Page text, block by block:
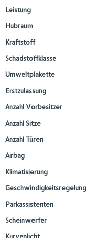
Leistung
Hubraum
Kraftstoff
Schadstoffklasse
Umweltplakette
Erstzulassung
Anzahl Vorbesitzer
Anzahl Sitze
Anzahl Türen
Airbag
Klimatisierung
Geschwindigkeitsregelung
Parkassistenten
Scheinwerfer
Kurvenlicht